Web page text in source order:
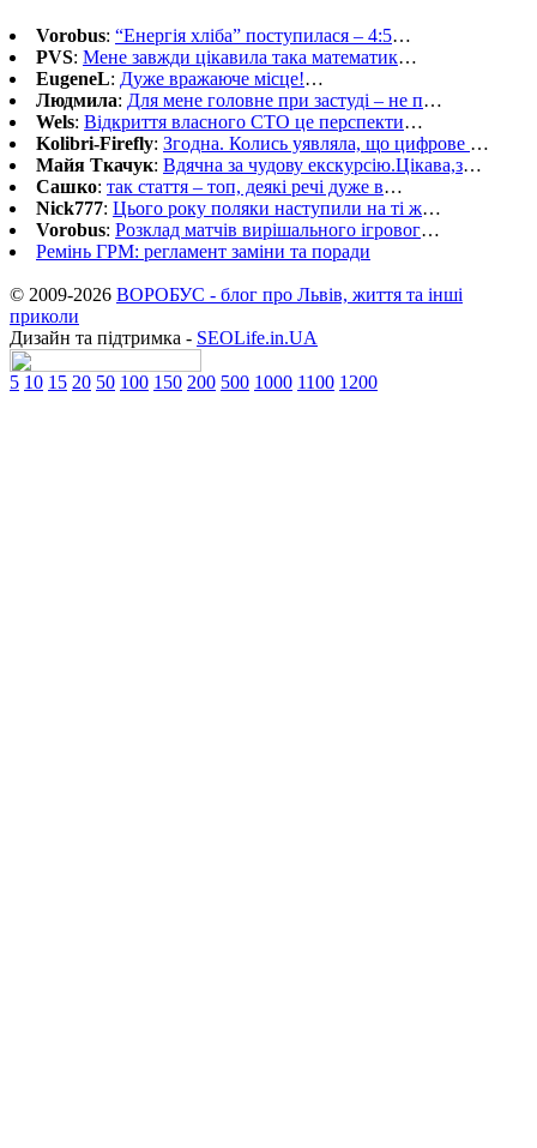
Vorobus: “Енергія хліба” поступилася – 4:5…
PVS: Мене завжди цікавила така математик…
EugeneL: Дуже вражаюче місце!…
Людмила: Для мене головне при застуді – не п…
Wels: Відкриття власного СТО це перспекти…
Kolibri-Firefly: Згодна. Колись уявляла, що цифрове …
Майя Ткачук: Вдячна за чудову екскурсію.Цікава,з…
Сашко: так стаття – топ, деякі речі дуже в…
Nick777: Цього року поляки наступили на ті ж…
Vorobus: Розклад матчів вирішального ігровог…
Ремінь ГРМ: регламент заміни та поради
© 2009-2026 ВОРОБУС - блог про Львів, життя та інші
приколи
Дизайн та підтримка - SEOLife.in.UA
5 10 15 20 50 100 150 200 500 1000 1100 1200